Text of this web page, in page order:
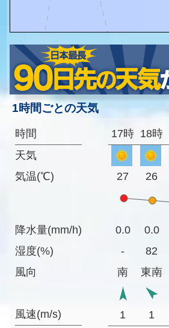
1時間ごとの天気
時間
天気
気温(℃)
降水量(mm/h)
湿度(%)
風向
風速(m/s)
17時 18時
27 26
0.0 0.0
-
82
南
東南
1 1